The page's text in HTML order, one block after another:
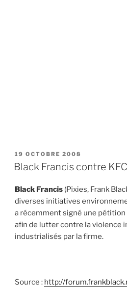
PUBLIÉ
LE
19 OCTOBRE 2008
Black Francis contre KFC
Black Francis (Pixies, Frank
diverses initiatives
a récemment signé une pétition
afin de lutter contre la violence
industrialisés par la firme.
Source : http://